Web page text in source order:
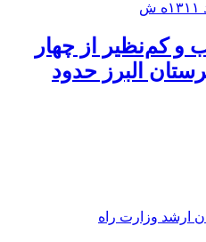
و کم‌نظیر از چهار
البرز حدود